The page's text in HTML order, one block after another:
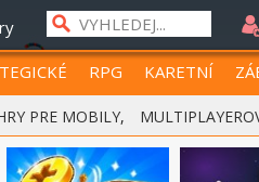
RPG KARETNÍ
PRE MOBILY,